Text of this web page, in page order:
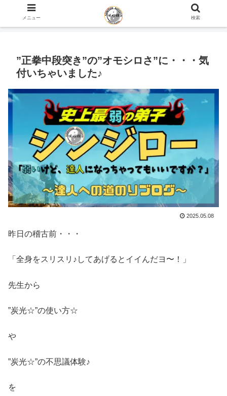
ホーム 史上最弱の弟子のブログ
”正拳中段突き”の”オモシロさ”に・・・気
付いちゃいました♪
2025.05.08
昨日の稽古前・・・
「全身をスリスリ♪してあげるとイイんだヨ〜！」
先生から
”炭光☆”の使い方☆
や
”炭光☆”の不思議体験♪
を
メニュー 検索